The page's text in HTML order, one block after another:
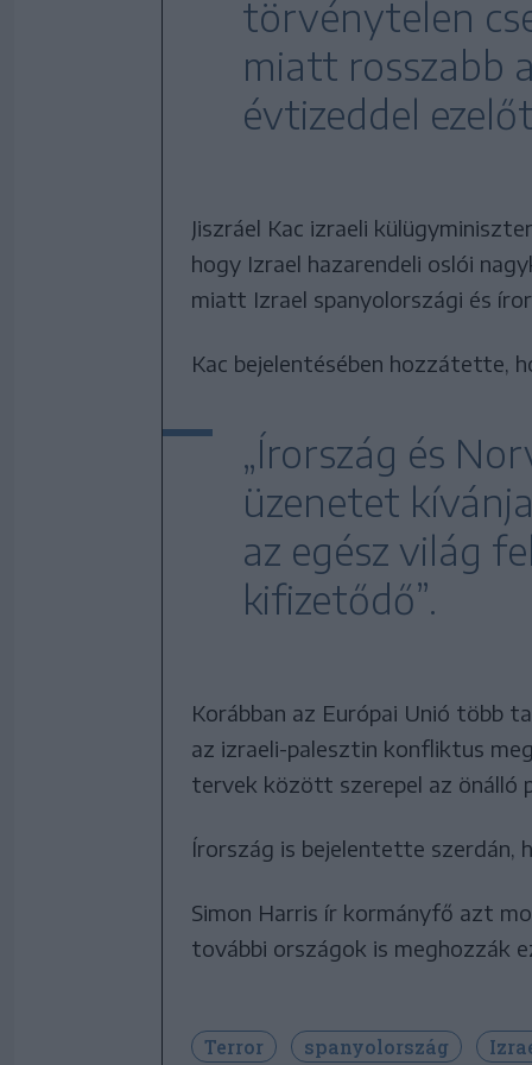
törvénytelen
miatt rosszabb
évtizeddel
Jiszráel Kac izraeli
hogy Izrael hazarendeli oslói
miatt Izrael spanyolországi és
Kac bejelentésében hozzátette,
„Írország és
üzenetet
az egész világ
kifizetődő”.
Korábban az Európai Unió több
az izraeli-palesztin konfliktus
tervek között szerepel az önálló
Írország is bejelentette szerdán,
Simon Harris ír kormányfő azt
további országok is meghozzák
Terror spanyolország